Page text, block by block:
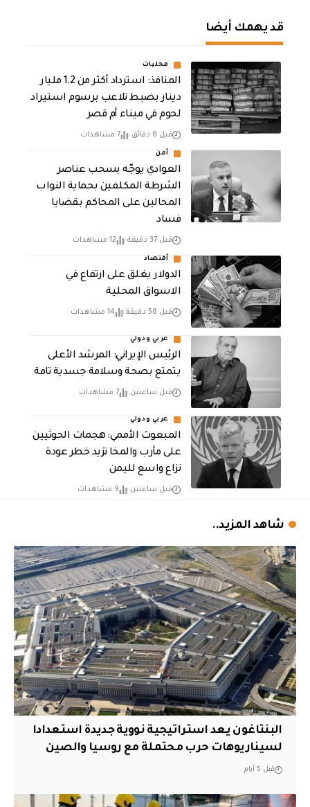
قد يهمك أيضا
محليات
المنافذ: استرداد أكثر من 1.2 مليار
دينار بضبط تلاعب برسوم استيراد
لحوم في ميناء أم قصر
قبل 8 دقائق 7 مشاهدات
أمن
العوادي يوجّه بسحب عناصر
الشرطة المكلفين بحماية النواب
المحالين على المحاكم بقضايا
فساد
قبل 37 دقيقة 12 مشاهدات
أقتصاد
الدولار يغلق على ارتفاع في
الاسواق المحلية
قبل 58 دقيقة 14 مشاهدات
عربي ودولي
الرئيس الإيراني: المرشد الأعلى
يتمتع بصحة وسلامة جسدية تامة
قبل ساعتين 7 مشاهدات
عربي ودولي
المبعوث الأممي: هجمات الحوثيين
على مأرب والمخا تزيد خطر عودة
نزاع واسع لليمن
قبل ساعتين 9 مشاهدات
شاهد المزيد..
البنتاغون يعد استراتيجية نووية جديدة استعدادا
لسيناريوهات حرب محتملة مع روسيا والصين
قبل 5 أيام